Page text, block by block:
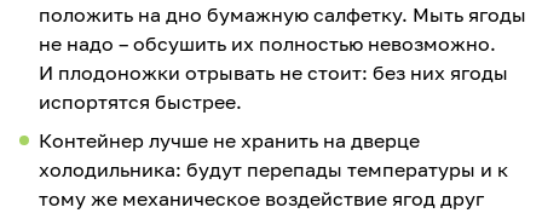
положить на дно бумажную салфетку. Мыть ягоды
не надо – обсушить их полностью невозможно.
И плодоножки отрывать не стоит: без них ягоды
испортятся быстрее.
Контейнер лучше не хранить на дверце
холодильника: будут перепады температуры и к
тому же механическое воздействие ягод друг